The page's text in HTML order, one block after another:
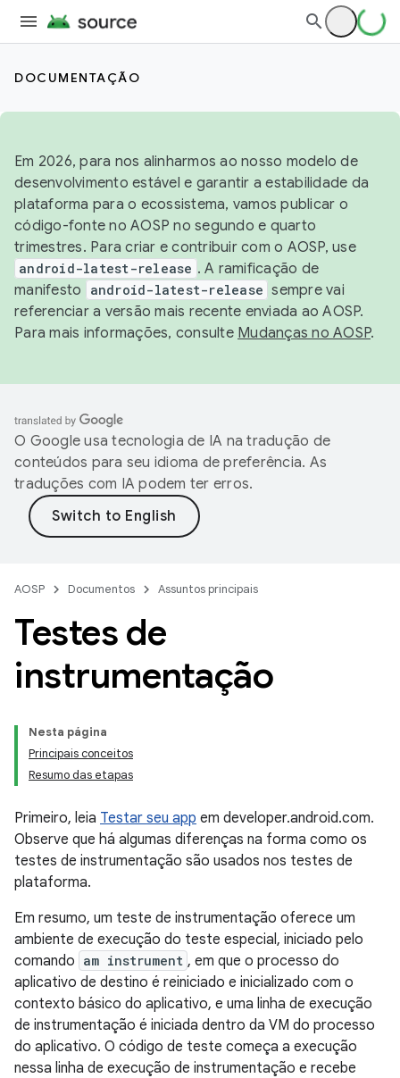
DOCUMENTAÇÃO
Em 2026, para nos alinharmos ao nosso modelo de
desenvolvimento estável e garantir a estabilidade da
plataforma para o ecossistema, vamos publicar o
código-fonte no AOSP no segundo e quarto
trimestres. Para criar e contribuir com o AOSP, use
android-latest-release . A ramificação de
manifesto
android-latest-release sempre vai
referenciar a versão mais recente enviada ao AOSP.
Para mais informações, consulte Mudanças no AOSP.
O Google usa tecnologia de IA na tradução de
conteúdos para seu idioma de preferência. As
traduções com IA podem ter erros.
AOSP Documentos Assuntos principais
Testes de
instrumentação
Nesta página
Principais conceitos
Resumo das etapas
Primeiro, leia Testar seu app em developer.android.com.
Observe que há algumas diferenças na forma como os
testes de instrumentação são usados nos testes de
plataforma.
Em resumo, um teste de instrumentação oferece um
ambiente de execução do teste especial, iniciado pelo
comando am instrument , em que o processo do
aplicativo de destino é reiniciado e inicializado com o
contexto básico do aplicativo, e uma linha de execução
de instrumentação é iniciada dentro da VM do processo
do aplicativo. O código de teste começa a execução
nessa linha de execução de instrumentação e recebe